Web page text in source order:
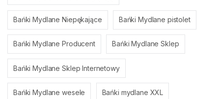
Bańki Mydlane Niepękające Bańki Mydlane pistolet
Bańki Mydlane Producent Bańki Mydlane Sklep
Bańki Mydlane Sklep Internetowy
Bańki Mydlane wesele Bańki mydlane XXL